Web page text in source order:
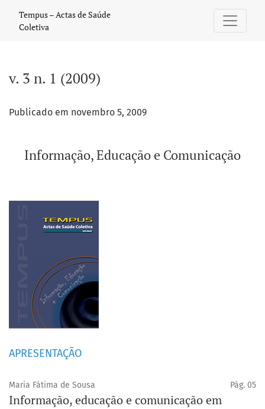
v. 3 n. 1 (2009): Informação, Educação e Comunicação
Tempus – Actas de Saúde
Coletiva
v. 3 n. 1 (2009)
Publicado em novembro 5, 2009
Informação, Educação e Comunicação
APRESENTAÇÃO
Maria Fátima de Sousa Pág. 05
Informação, educação e comunicação em